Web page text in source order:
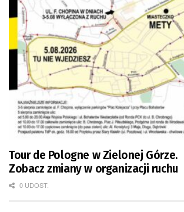
Tour de Pologne w Zielonej Górze.
Zobacz zmiany w organizacji ruchu
0 UDOST.